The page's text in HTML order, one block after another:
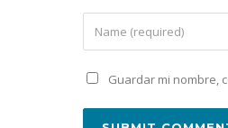
Guardar mi nombre,